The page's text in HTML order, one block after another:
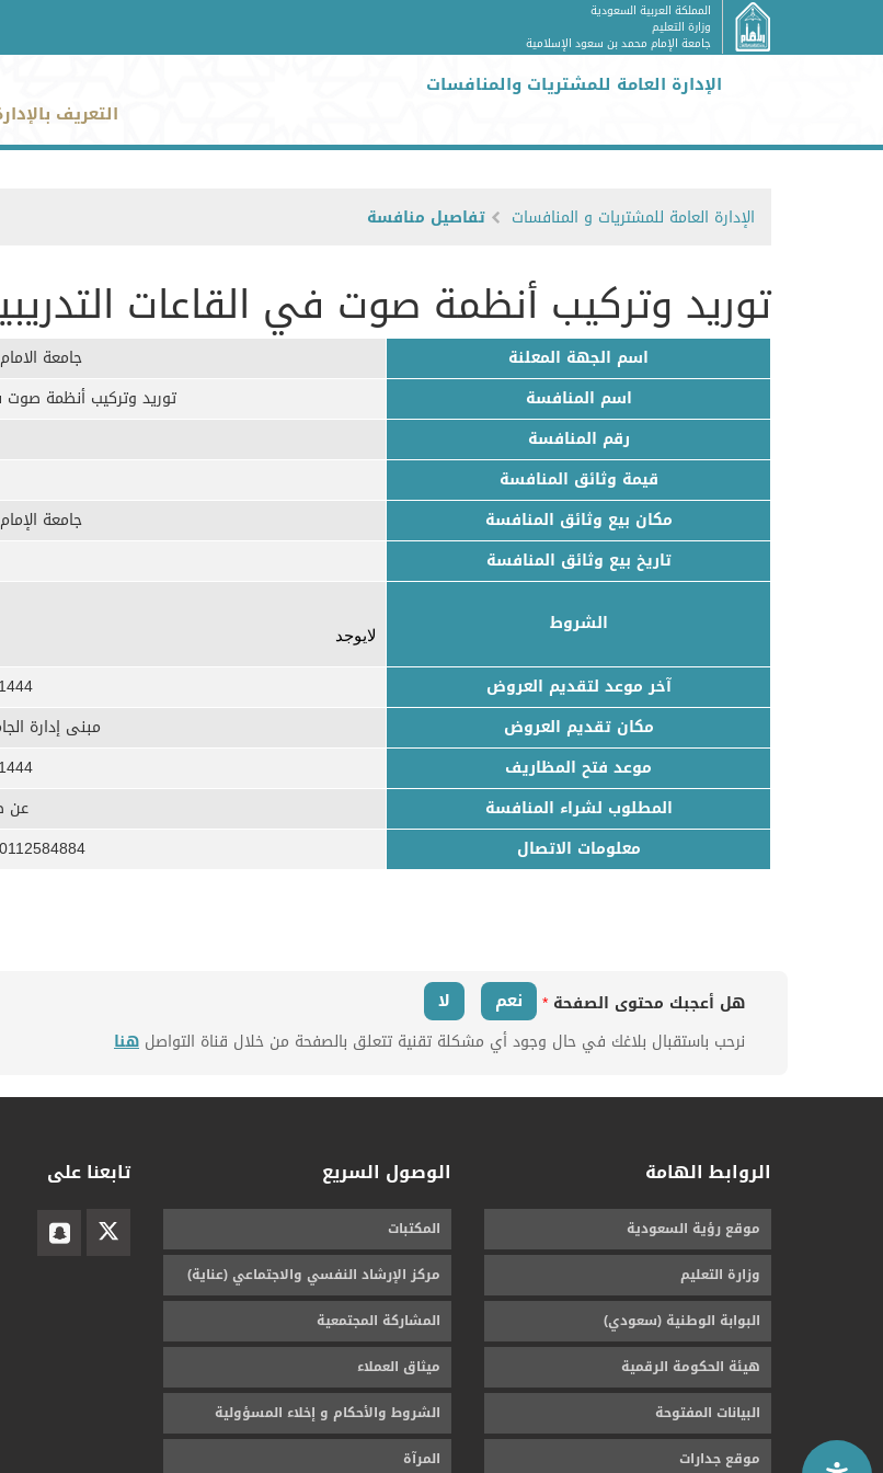
المملكة العربية السعودية
وزارة التعليم
جامعة الإمام محمد بن سعود الإسلامية
الإدارة العامة للمشتريات والمنافسات
التعريف
الإدارة العامة للمشتريات و المنافسات تفاصيل منافسة
توريد وتركيب أنظمة صوت في القاعات
اسم الجهة المعلنة
جامعة
اسم المنافسة
توريد وتركيب أنظمة صوت
رقم المنافسة
قيمة وثائق المنافسة
مكان بيع وثائق المنافسة
جامعة
تاريخ بيع وثائق المنافسة
الشروط لايوجد
آخر موعد لتقديم العروض
16/03/
مكان تقديم العروض
مبنى إدارة
موعد فتح المظاريف
16/03/
المطلوب لشراء المنافسة
عن
معلومات الاتصال
0112584884 aralanzi@imamu.edu.sa
هل أعجبك محتوى الصفحة * نعم لا
نرحب باستقبال بلاغك في حال وجود أي مشكلة تقنية تتعلق بالصفحة من خلال قناة التواصل هنا
الروابط الهامة
موقع رؤية السعودية
وزارة التعليم
البوابة الوطنية (سعودي)
هيئة الحكومة الرقمية
البيانات المفتوحة
موقع جدارات
الوصول السريع
المكتبات
مركز الإرشاد النفسي والاجتماعي (عناية)
المشاركة المجتمعية
ميثاق العملاء
الشروط والأحكام و إخلاء المسؤولية
المرآة
تابعنا على